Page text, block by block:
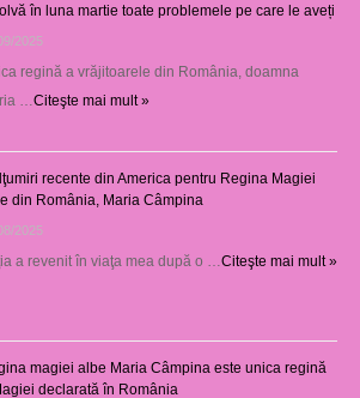
în luna martie toate problemele pe care le aveți
2025
regină a vrăjitoarele din România, doamna
… Citeşte mai mult »
recente din America pentru Regina Magiei
din România, Maria Câmpina
2025
a revenit în viaţa mea după o … Citeşte mai mult »
magiei albe Maria Câmpina este unica regină
declarată în România